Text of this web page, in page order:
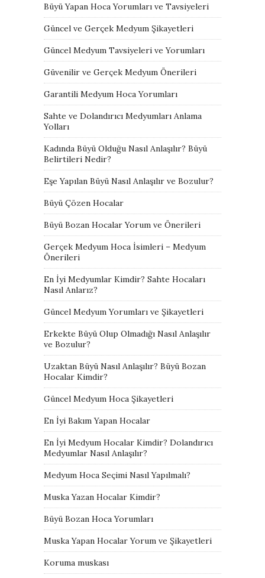
Büyü Yapan Hoca Yorumları ve Tavsiyeleri
Güncel ve Gerçek Medyum Şikayetleri
Güncel Medyum Tavsiyeleri ve Yorumları
Güvenilir ve Gerçek Medyum Önerileri
Garantili Medyum Hoca Yorumları
Sahte ve Dolandırıcı Medyumları Anlama
Yolları
Kadında Büyü Olduğu Nasıl Anlaşılır? Büyü
Belirtileri Nedir?
Eşe Yapılan Büyü Nasıl Anlaşılır ve Bozulur?
Büyü Çözen Hocalar
Büyü Bozan Hocalar Yorum ve Önerileri
Gerçek Medyum Hoca İsimleri – Medyum
Önerileri
En İyi Medyumlar Kimdir? Sahte Hocaları
Nasıl Anlarız?
Güncel Medyum Yorumları ve Şikayetleri
Erkekte Büyü Olup Olmadığı Nasıl Anlaşılır
ve Bozulur?
Uzaktan Büyü Nasıl Anlaşılır? Büyü Bozan
Hocalar Kimdir?
Güncel Medyum Hoca Şikayetleri
En İyi Bakım Yapan Hocalar
En İyi Medyum Hocalar Kimdir? Dolandırıcı
Medyumlar Nasıl Anlaşılır?
Medyum Hoca Seçimi Nasıl Yapılmalı?
Muska Yazan Hocalar Kimdir?
Büyü Bozan Hoca Yorumları
Muska Yapan Hocalar Yorum ve Şikayetleri
Koruma muskası